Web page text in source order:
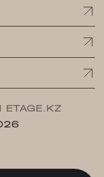
ETAGE.KZ